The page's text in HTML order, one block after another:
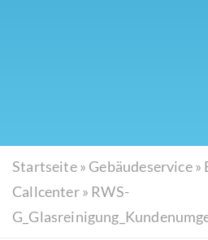
Startseite» Gebäudeservice»
Callcenter» RWS-